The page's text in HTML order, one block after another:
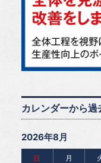
カレンダーから
2026年8月
日 月